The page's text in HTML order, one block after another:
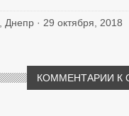
, Днепр · 29 октября, 2018
КОММЕНТАРИИ К